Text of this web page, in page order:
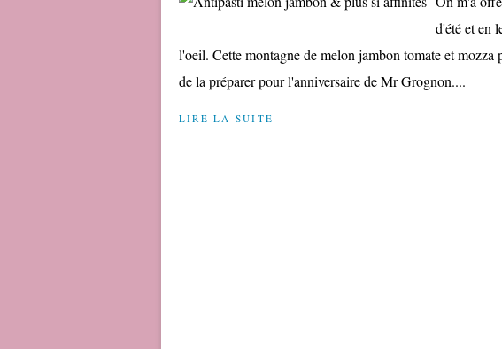
d'été et en
l'oeil. Cette montagne de melon jambon tomate et mozza
de la préparer pour l'anniversaire de Mr Grognon....
LIRE LA SUITE